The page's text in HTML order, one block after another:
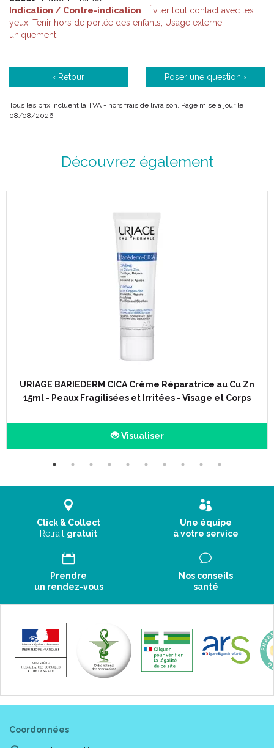
Indication / Contre-indication : Éviter tout contact avec les
yeux, Tenir hors de portée des enfants, Usage externe
uniquement.
‹ Retour Poser une question ›
Tous les prix incluent la TVA - hors frais de livraison. Page mise à jour le
08/08/2026.
Découvrez également
URIAGE BARIEDERM CICA Crème Réparatrice au Cu Zn
15ml - Peaux Fragilisées et Irritées - Visage et Corps
Visualiser
Click & Collect
Retrait gratuit
Une équipe
à votre service
Prendre
un rendez-vous
Nos conseils
santé
Coordonnées